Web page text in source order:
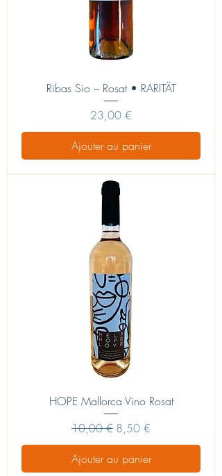
Ribas Sio – Rosat • RARITÄT
Prix
23,00 €
Ajouter au panier
HOPE Mallorca Vino Rosat
Prix original
10,00 € Prix promotionnel
8,50 €
Ajouter au panier